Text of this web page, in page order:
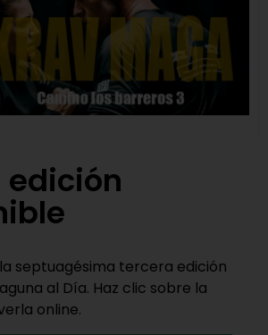
edición
septuagésima tercera edición
al Día. Haz clic sobre la
online.